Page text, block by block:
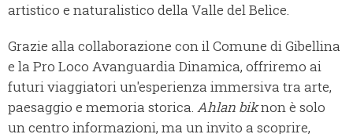
artistico e naturalistico della Valle del Belìce.
Grazie alla collaborazione con il Comune di Gibellina
e la Pro Loco Avanguardia Dinamica, offriremo ai
futuri viaggiatori un'esperienza immersiva tra arte,
paesaggio e memoria storica. Ahlan biknon è solo
un centro informazioni, ma un invito a scoprire,